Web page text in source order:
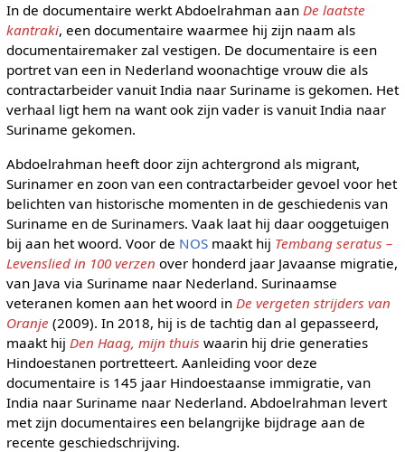
In de documentaire werkt Abdoelrahman aan De laatste
kantraki, een documentaire waarmee hij zijn naam als
documentairemaker zal vestigen. De documentaire is een
portret van een in Nederland woonachtige vrouw die als
contractarbeider vanuit India naar Suriname is gekomen. Het
verhaal ligt hem na want ook zijn vader is vanuit India naar
Suriname gekomen.
Abdoelrahman heeft door zijn achtergrond als migrant,
Surinamer en zoon van een contractarbeider gevoel voor het
belichten van historische momenten in de geschiedenis van
Suriname en de Surinamers. Vaak laat hij daar ooggetuigen
bij aan het woord. Voor de NOSmaakt hij Tembang seratus –
Levenslied in 100 verzen over honderd jaar Javaanse migratie,
van Java via Suriname naar Nederland. Surinaamse
veteranen komen aan het woord in De vergeten strijders van
Oranje (2009). In 2018, hij is de tachtig dan al gepasseerd,
maakt hij Den Haag, mijn thuis waarin hij drie generaties
Hindoestanen portretteert. Aanleiding voor deze
documentaire is 145 jaar Hindoestaanse immigratie, van
India naar Suriname naar Nederland. Abdoelrahman levert
met zijn documentaires een belangrijke bijdrage aan de
recente geschiedschrijving.